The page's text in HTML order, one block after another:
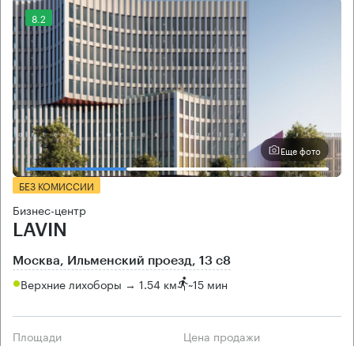
8.2
Еще фото
БЕЗ КОМИССИИ
Бизнес-центр
LAVIN
Москва, Ильменский проезд, 13 с8
Верхние лихоборы → 1.54 км ~15 мин
Площади Цена продажи